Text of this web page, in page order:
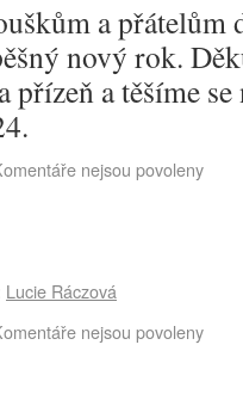
a
nový rok.
přízeň a těšíme
nejsou povoleny
Lucie Ráczová
nejsou povoleny